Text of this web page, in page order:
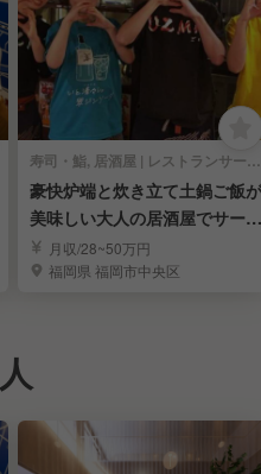
寿司・鮨, 居酒屋 | レストランサービス・ホールスタッフ
豪快炉端と炊き立て土鍋ご飯が
美味しい大人の居酒屋でサービ
ススタッフ
月収/28~50万円
福岡県 福岡市中央区